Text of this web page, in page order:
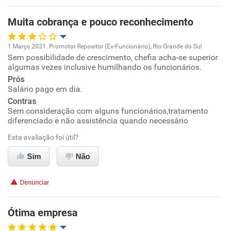
Muita cobrança e pouco reconhecimento
Oportunidade de promoção
Ambiente de trabalho
Conciliação com a vida familiar
Benefícios
Não recomenda esta empresa
1 Março 2021. Promotor Repositor (Ex-Funcionário), Rio Grande do Sul
Sem possibilidade de crescimento, chefia acha-se superior
algumas vezes inclusive humilhando os funcionários.
Prós
Salário pago em dia.
Contras
Sem consideração com alguns funcionários,tratamento
diferenciado e não assistência quando necessário
Esta avaliação foi útil?
Sim Não
Denunciar
Ótima empresa